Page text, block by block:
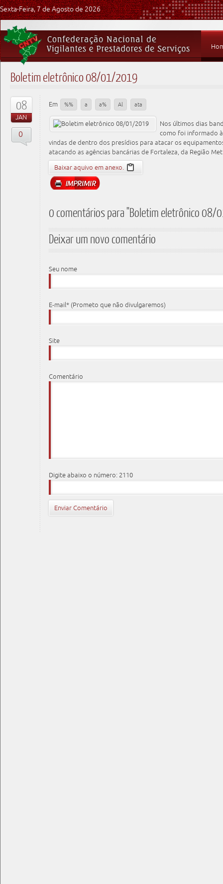
Sexta-Feira, 7 de Agosto de 2026
Boletim eletrônico 08/01/2019
08
JAN
0
Em %% a a% Al ata
Nos últimos dias
como foi informado
vindas de dentro dos presídios para atacar os
atacando as agências bancárias de Fortaleza, da Região
Baixar aquivo em anexo.
0 comentários para "Boletim eletrônico
Deixar um novo comentário
Seu nome
E-mail* (Prometo que não divulgaremos)
Site
Comentário
Digite abaixo o número: 2110